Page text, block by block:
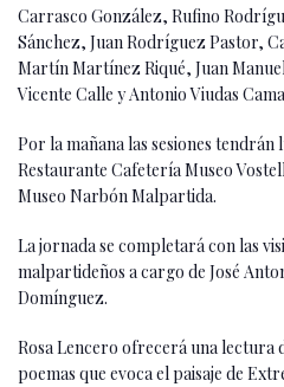
Carrasco González, Rufino
Sánchez, Juan Rodríguez Pastor,
Martín Martínez Riqué, Juan
Vicente Calle y Antonio Viudas
Por la mañana las sesiones tendrán
Restaurante Cafetería Museo
Museo Narbón Malpartida.
La jornada se completará con las
malpartideños a cargo de José
Domínguez.
Rosa Lencero ofrecerá una lectura
poemas que evoca el paisaje de